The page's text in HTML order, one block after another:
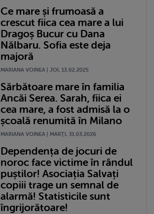
Ce mare și frumoasă a
crescut fiica cea mare a lui
Dragoș Bucur cu Dana
Nălbaru. Sofia este deja
majoră
MARIANA VOINEA | JOI, 13.02.2025
Sărbătoare mare în familia
Ancăi Serea. Sarah, fiica ei
cea mare, a fost admisă la o
școală renumită în Milano
MARIANA VOINEA | MARŢI, 31.03.2026
Dependența de jocuri de
noroc face victime în rândul
puștilor! Asociația Salvați
copiii trage un semnal de
alarmă! Statisticile sunt
îngrijorătoare!